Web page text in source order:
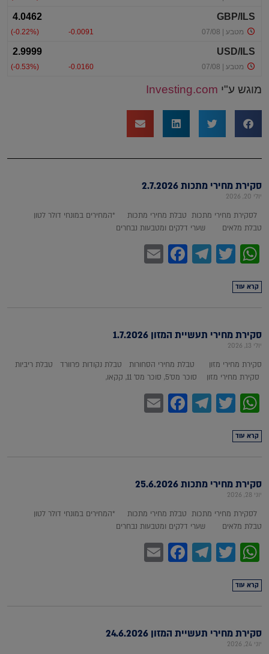
מוגש ע"י Investing.com
סקירת מחירי מתכות 2.7.2026
יולי 20, 2026
לסקירת מחירי מתכות טבלת מחירי מתכות *המחירים במונחי דולר לטון
טבלת מלאים שערי דלקים ומטבעות נבחרים
WhatsApp
Twitter
Telegram
Facebook
קרא עוד
סקירת מחירי תעשיית המזון 1.7.2026
יולי 13, 2026
סקירת מחירי מזון טבלת מחירי הסחורות טבלת נקודות פרוורד טבלת ריביות
סקירת מחירי מזון סוכר מס'5, סוכר מס' 11, קקאו,
WhatsApp
Twitter
Telegram
Facebook
קרא עוד
סקירת מחירי מתכות 25.6.2026
יוני 28, 2026
לסקירת מחירי מתכות טבלת מחירי מתכות *המחירים במונחי דולר לטון
טבלת מלאים שערי דלקים ומטבעות נבחרים
WhatsApp
Twitter
Telegram
Facebook
קרא עוד
סקירת מחירי תעשיית המזון 24.6.2026
יוני 24, 2026